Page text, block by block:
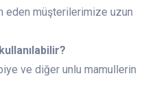
eden müşterilerimize uzun
ve diğer unlu mamullerin